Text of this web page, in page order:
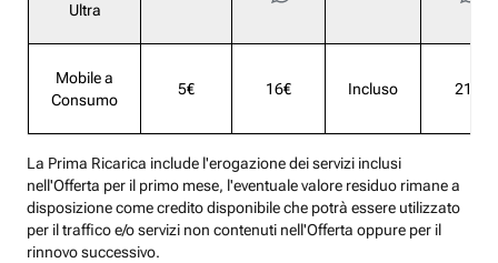
Ultra
Mobile a
Consumo
5€ 16€ Incluso 21€
La Prima Ricarica include l'erogazione dei servizi inclusi
nell'Offerta per il primo mese, l'eventuale valore residuo rimane a
disposizione come credito disponibile che potrà essere utilizzato
per il traffico e/o servizi non contenuti nell'Offerta oppure per il
rinnovo successivo.